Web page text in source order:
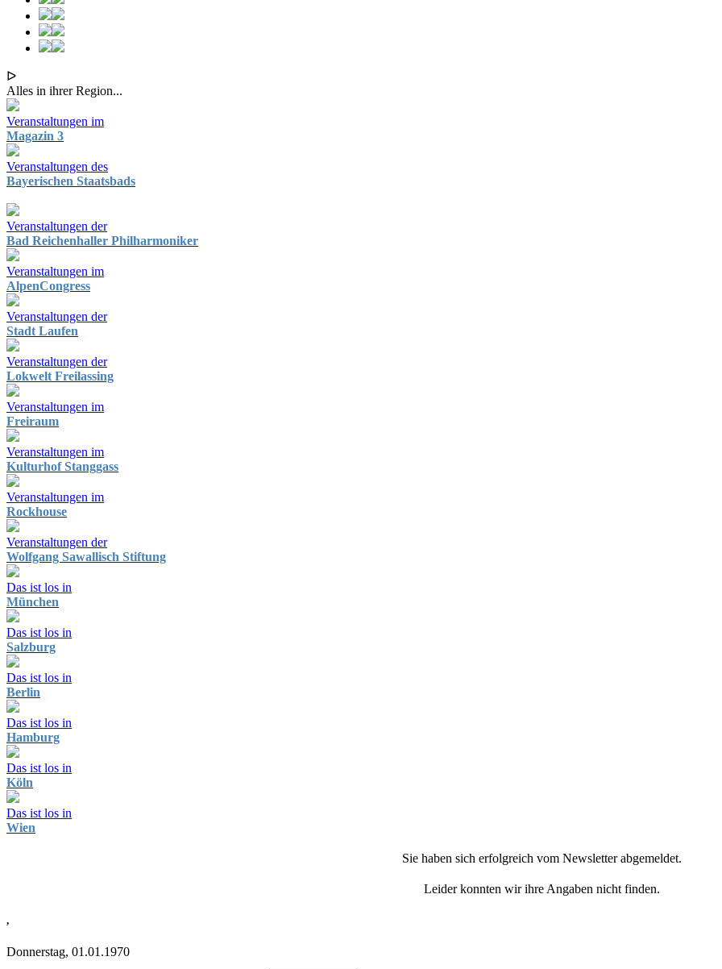
ᐅ
Alles in ihrer Region...
Veranstaltungen im
Magazin 3
Veranstaltungen des
Bayerischen Staatsbads
Veranstaltungen der
Bad Reichenhaller Philharmoniker
Veranstaltungen im
AlpenCongress
Veranstaltungen der
Stadt Laufen
Veranstaltungen der
Lokwelt Freilassing
Veranstaltungen im
Freiraum
Veranstaltungen im
Kulturhof Stanggass
Veranstaltungen im
Rockhouse
Veranstaltungen der
Wolfgang Sawallisch Stiftung
Das ist los in
München
Das ist los in
Salzburg
Das ist los in
Berlin
Das ist los in
Hamburg
Das ist los in
Köln
Das ist los in
Wien
Sie haben sich erfolgreich vom Newsletter abgemeldet.
Leider konnten wir ihre Angaben nicht finden.
,
Donnerstag, 01.01.1970